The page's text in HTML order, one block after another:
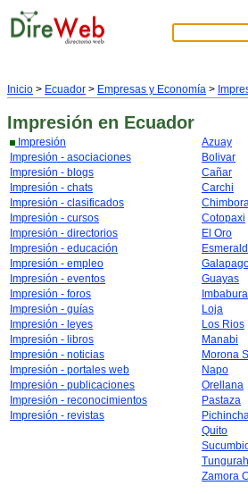
Inicio > Ecuador > Empresas y Economía >
Impresión en Ecuador
Impresión
Impresión - asociaciones
Impresión - blogs
Impresión - chats
Impresión - clasificados
Impresión - cursos
Impresión - directorios
Impresión - educación
Impresión - empleo
Impresión - eventos
Impresión - foros
Impresión - guías
Impresión - leyes
Impresión - libros
Impresión - noticias
Impresión - portales web
Impresión - publicaciones
Impresión - reconocimientos
Impresión - revistas
Azuay
Bolivar
Cañar
Carchi
Cotopaxi
El Oro
Guayas
Imbabura
Loja
Los Rios
Manabi
Morona
Napo
Orellana
Pastaza
Quito
Zamora